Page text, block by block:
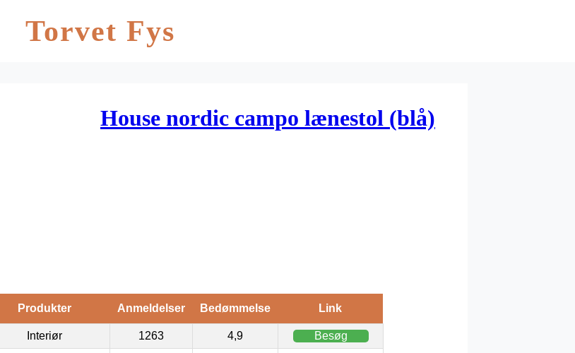
Torvet Fys
House nordic campo lænestol (blå)
Produkter Anmeldelser Bedømmelse Link
Interiør 1263 4,9 Besøg